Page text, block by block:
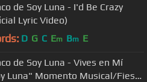
de Soy Luna - I'd Be Crazy
Lyric Video)
D G C Em Bm E
de Soy Luna - Vives en Mí
Luna" Momento Musical/Fiesta